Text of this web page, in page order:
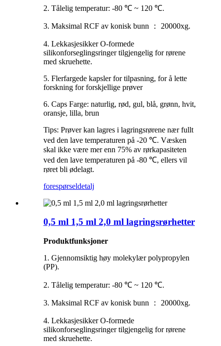
2. Tålelig temperatur: -80 ℃ ~ 120 ℃.
3. Maksimal RCF av konisk bunn ： 20000xg.
4. Lekkasjesikker O-formede
silikonforseglingsringer tilgjengelig for rørene
med skruehette.
5. Flerfargede kapsler for tilpasning, for å lette
forskning for forskjellige prøver
6. Caps Farge: naturlig, rød, gul, blå, grønn, hvit,
oransje, lilla, brun
Tips: Prøver kan lagres i lagringsrørene nær fullt
ved den lave temperaturen på -20 ℃. Væsken
skal ikke være mer enn 75% av rørkapasiteten
ved den lave temperaturen på -80 ℃, ellers vil
røret bli ødelagt.
forespørseldetalj
0,5 ml 1,5 ml 2,0 ml lagringsrørhetter
Produktfunksjoner
1. Gjennomsiktig høy molekylær polypropylen
(PP).
2. Tålelig temperatur: -80 ℃ ~ 120 ℃.
3. Maksimal RCF av konisk bunn ： 20000xg.
4. Lekkasjesikker O-formede
silikonforseglingsringer tilgjengelig for rørene
med skruehette.